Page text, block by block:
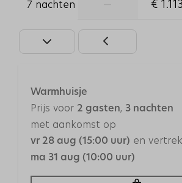
Ligging
Rustige ligging
Plaatsen
Warmenhuizen
7 nachten € 1.113
Warmhuisje
Prijs voor 2 gasten, 3 nachten
met aankomst op
vr 28 aug (15:00 uur) en
ma 31 aug (10:00 uur)